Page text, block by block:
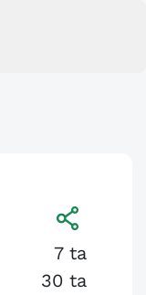
7ta
30 ta